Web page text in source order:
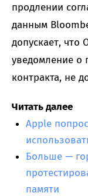
продлении
данным
допускает, что
уведомление о
контракта, не
Читать далее
Apple
Больше —
памяти